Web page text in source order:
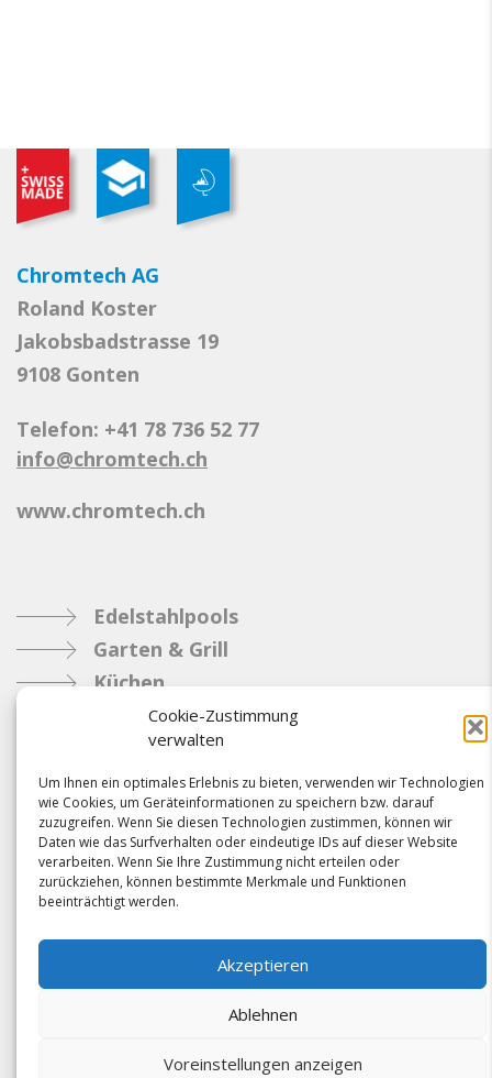
Cookie-Zustimmung
verwalten
Um Ihnen ein optimales Erlebnis zu bieten, verwenden wir Technologien
wie Cookies, um Geräteinformationen zu speichern bzw. darauf
zuzugreifen. Wenn Sie diesen Technologien zustimmen, können wir
Daten wie das Surfverhalten oder eindeutige IDs auf dieser Website
verarbeiten. Wenn Sie Ihre Zustimmung nicht erteilen oder
zurückziehen, können bestimmte Merkmale und Funktionen
beeinträchtigt werden.
Akzeptieren
Ablehnen
Voreinstellungen anzeigen
Chromtech AG
Roland Koster
Jakobsbadstrasse 19
9108 Gonten
Telefon: +41 78 736 52 77
info@chromtech.ch
www.chromtech.ch
Edelstahlpools
Garten & Grill
Küchen
Metallbau
Industrie
Referenzen
News
Samacostyle.ch
Impressum
Kontakt
AGBs & Verbindlichkeiten